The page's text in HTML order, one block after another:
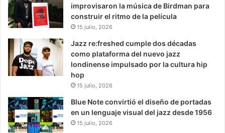
improvisaron la música de Birdman para
construir el ritmo de la película
15 julio, 2026
Jazz re:freshed cumple dos décadas
como plataforma del nuevo jazz
londinense impulsado por la cultura hip
hop
15 julio, 2026
Blue Note convirtió el diseño de portadas
en un lenguaje visual del jazz desde 1956
15 julio, 2026